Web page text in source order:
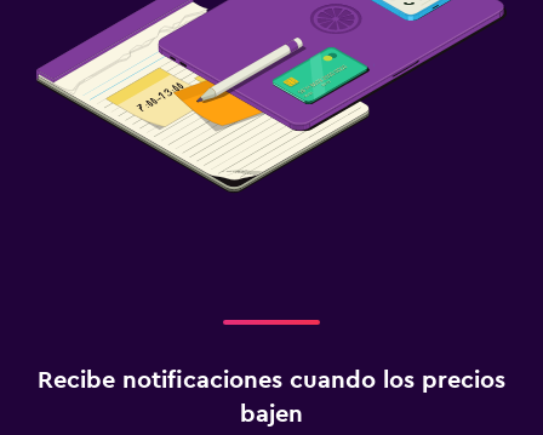
Recibe notificaciones cuando los precios
bajen